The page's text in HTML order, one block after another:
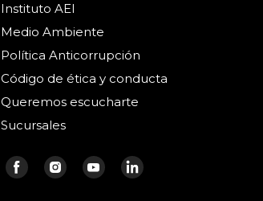
Instituto AEI
Medio Ambiente
Política Anticorrupción
Código de ética y conducta
Queremos escucharte
Sucursales
Encuéntrenos
Encuéntrenos
Encuéntrenos
Encuéntrenos